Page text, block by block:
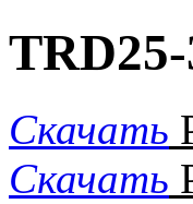
Скачать
Скачать